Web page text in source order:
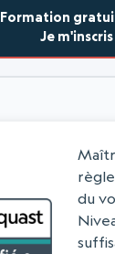
Formation
Je m'inscris
du